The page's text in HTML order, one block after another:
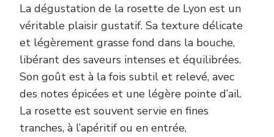
La dégustation de la rosette de Lyon est un
véritable plaisir gustatif. Sa texture délicate
et légèrement grasse fond dans la bouche,
libérant des saveurs intenses et équilibrées.
Son goût est à la fois subtil et relevé, avec
des notes épicées et une légère pointe d’ail.
La rosette est souvent servie en fines
tranches, à l’apéritif ou en entrée,